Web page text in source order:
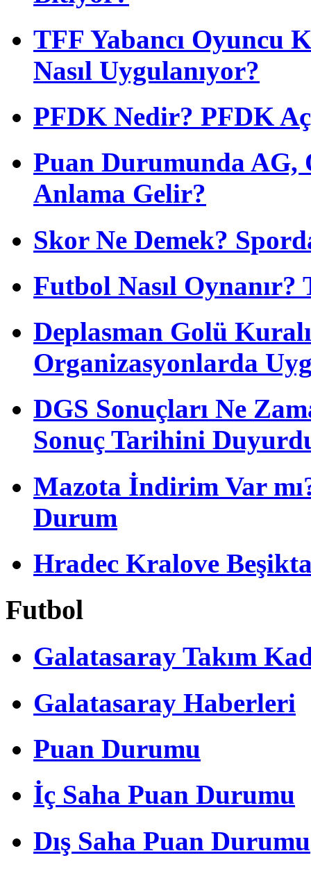
TFF Yabancı Oyuncu
Nasıl Uygulanıyor?
PFDK Nedir? PFDK
Puan Durumunda AG,
Anlama Gelir?
Skor Ne Demek?
Futbol Nasıl
Deplasman Golü
Organizasyonlarda
DGS Sonuçları Ne
Sonuç Tarihini
Mazota İndirim Var
Durum
Hradec Kralove
Futbol
Galatasaray Takım
Galatasaray Haberleri
Puan Durumu
İç Saha Puan Durumu
Dış Saha Puan Durumu